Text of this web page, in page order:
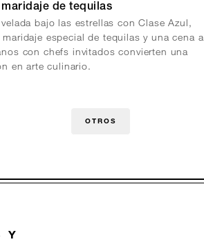
maridaje de tequilas
bajo las estrellas con Clase Azul,
especial de tequilas y una cena a
con chefs invitados convierten una
en arte culinario.
OTROS
Y